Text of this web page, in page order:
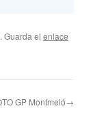
. Guarda el enlace
GP Montmeló→